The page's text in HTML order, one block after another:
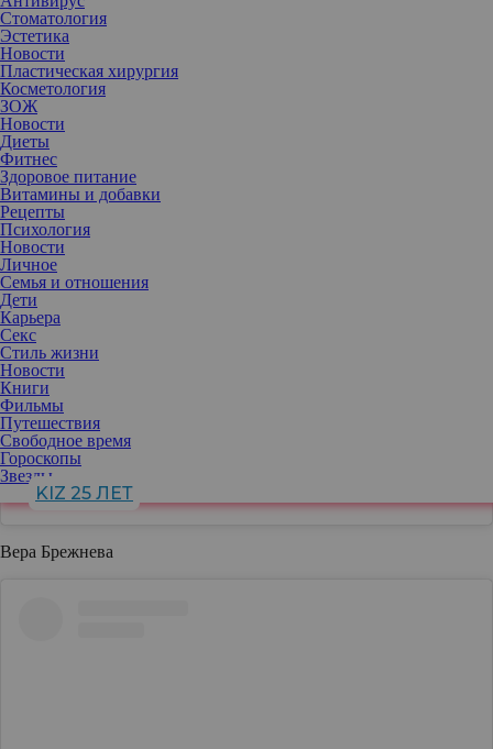
Стоматология
Эстетика
Новости
Пластическая хирургия
Косметология
ЗОЖ
Новости
Диеты
Фитнес
Здоровое питание
Витамины и добавки
Рецепты
Психология
Новости
Личное
Семья и отношения
Дети
Карьера
Секс
Стиль жизни
Новости
Книги
Фильмы
Путешествия
Свободное время
Гороскопы
Звезды
KIZ 25 ЛЕТ
Посмотреть эту публикацию в Instagram
Публикация от rudovanata (@rudovanata)
Вера Брежнева